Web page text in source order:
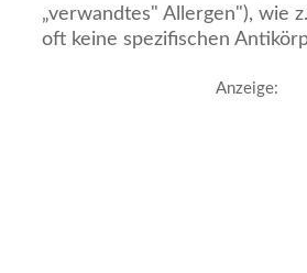
„verwandtes" Allergen"), wie
oft keine spezifischen
Anzeige: